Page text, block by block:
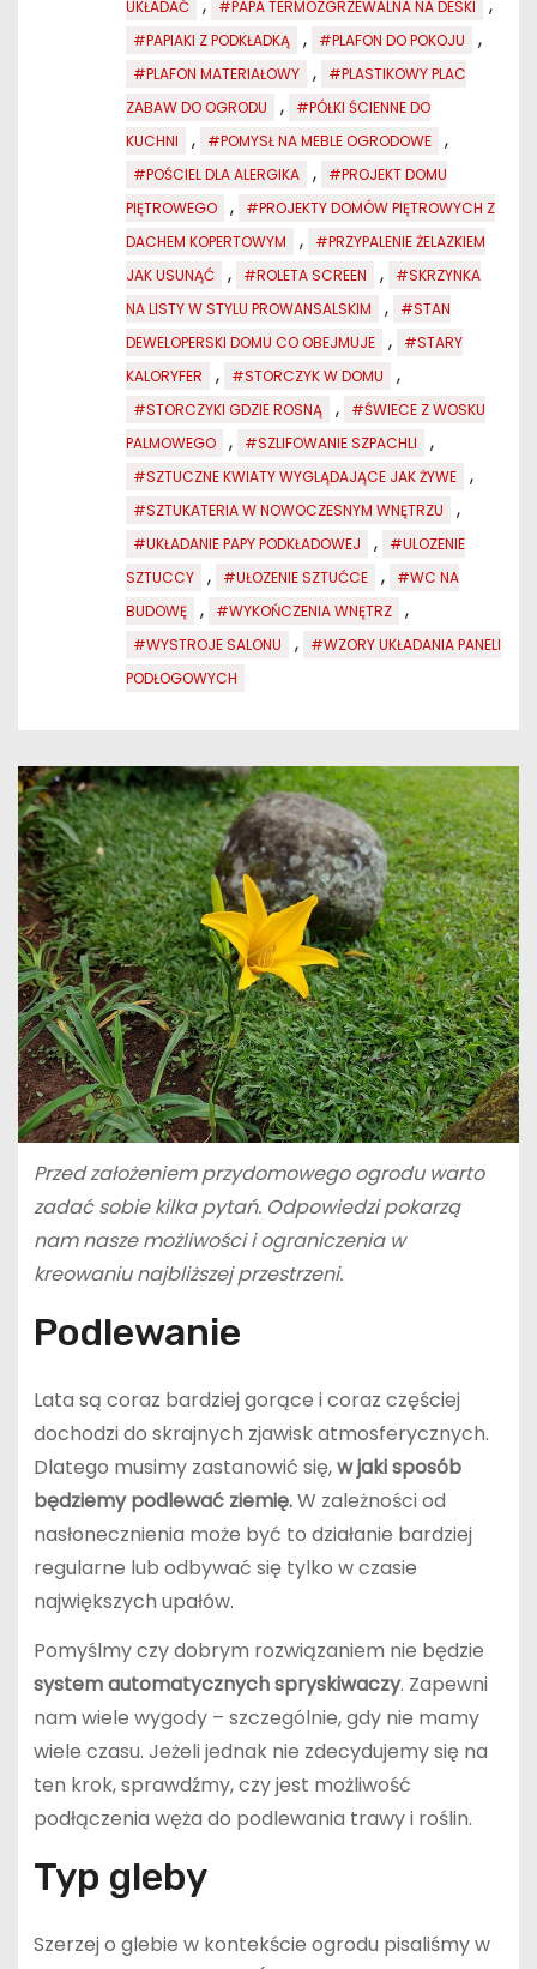
UKŁADAĆ
#PAPA TERMOZGRZEWALNA NA DESKI
#PAPIAKI Z PODKŁADKĄ , #PLAFON DO POKOJU ,
#PLAFON MATERIAŁOWY ,
#PLASTIKOWY PLAC
ZABAW DO OGRODU
,
#PÓŁKI ŚCIENNE DO
KUCHNI
, #POMYSŁ NA MEBLE OGRODOWE ,
#POŚCIEL DLA ALERGIKA ,
#PROJEKT DOMU
PIĘTROWEGO
,
#PROJEKTY DOMÓW PIĘTROWYCH Z
DACHEM KOPERTOWYM
,
#PRZYPALENIE ŻELAZKIEM
JAK USUNĄĆ
, #ROLETA SCREEN ,
#SKRZYNKA
NA LISTY W STYLU PROWANSALSKIM
,
#STAN
DEWELOPERSKI DOMU CO OBEJMUJE
,
#STARY
KALORYFER
, #STORCZYK W DOMU ,
#STORCZYKI GDZIE ROSNĄ ,
#ŚWIECE Z WOSKU
PALMOWEGO
, #SZLIFOWANIE SZPACHLI ,
#SZTUCZNE KWIATY WYGLĄDAJĄCE JAK ŻYWE ,
#SZTUKATERIA W NOWOCZESNYM WNĘTRZU ,
#UKŁADANIE PAPY PODKŁADOWEJ ,
#ULOZENIE
SZTUCCY
, #UŁOZENIE SZTUĆCE ,
#WC NA
BUDOWĘ
, #WYKOŃCZENIA WNĘTRZ ,
#WYSTROJE SALONU ,
#WZORY UKŁADANIA PANELI
PODŁOGOWYCH
Przed założeniem przydomowego ogrodu warto
zadać sobie kilka pytań. Odpowiedzi pokarzą
nam nasze możliwości i ograniczenia w
kreowaniu najbliższej przestrzeni.
Podlewanie
Lata są coraz bardziej gorące i coraz częściej
dochodzi do skrajnych zjawisk atmosferycznych.
Dlatego musimy zastanowić się,w jaki sposób
będziemy podlewać ziemię.W zależności od
nasłonecznienia może być to działanie bardziej
regularne lub odbywać się tylko w czasie
największych upałów.
Pomyślmy czy dobrym rozwiązaniem nie będzie
system automatycznych spryskiwaczy. Zapewni
nam wiele wygody – szczególnie, gdy nie mamy
wiele czasu. Jeżeli jednak nie zdecydujemy się na
ten krok, sprawdźmy, czy jest możliwość
podłączenia węża do podlewania trawy i roślin.
Typ gleby
Szerzej o glebie w kontekście ogrodu pisaliśmy w